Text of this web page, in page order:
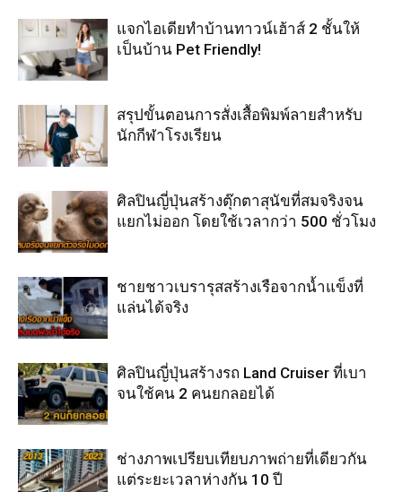
แจกไอเดียทำบ้านทาวน์เฮ้าส์ 2 ชั้นให้
เป็นบ้าน Pet Friendly!
สรุปขั้นตอนการสั่งเสื้อพิมพ์ลายสำหรับ
นักกีฬาโรงเรียน
ศิลปินญี่ปุ่นสร้างตุ๊กตาสุนัขที่สมจริงจน
แยกไม่ออก โดยใช้เวลากว่า 500 ชั่วโมง
ชายชาวเบรารุสสร้างเรือจากน้ำแข็งที่
แล่นได้จริง
ศิลปินญี่ปุ่นสร้างรถ Land Cruiser ที่เบา
จนใช้คน 2 คนยกลอยได้
ช่างภาพเปรียบเทียบภาพถ่ายที่เดียวกัน
แต่ระยะเวลาห่างกัน 10 ปี